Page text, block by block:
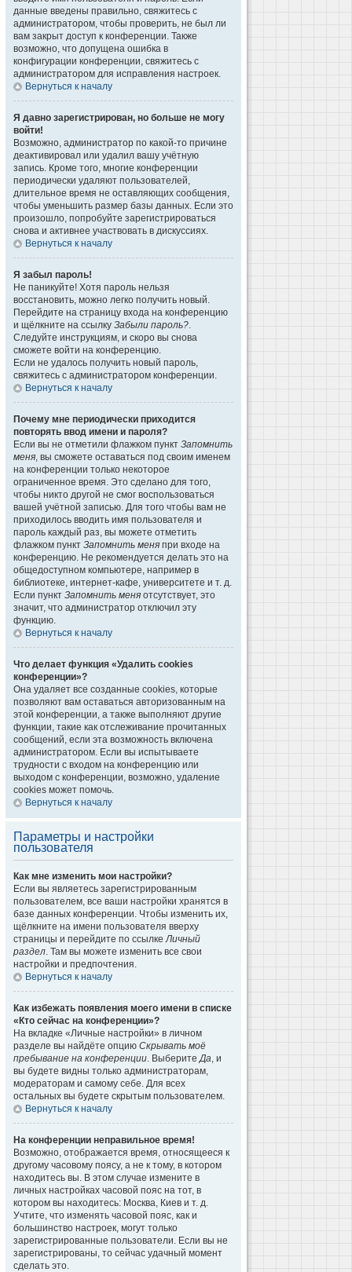
данные введены правильно, свяжитесь с
администратором, чтобы проверить, не был ли
вам закрыт доступ к конференции. Также
возможно, что допущена ошибка в
конфигурации конференции, свяжитесь с
администратором для исправления настроек.
Вернуться к началу
Я давно зарегистрирован, но больше не могу
войти!
Возможно, администратор по какой-то причине
деактивировал или удалил вашу учётную
запись. Кроме того, многие конференции
периодически удаляют пользователей,
длительное время не оставляющих сообщения,
чтобы уменьшить размер базы данных. Если это
произошло, попробуйте зарегистрироваться
снова и активнее участвовать в дискуссиях.
Вернуться к началу
Я забыл пароль!
Не паникуйте! Хотя пароль нельзя
восстановить, можно легко получить новый.
Перейдите на страницу входа на конференцию
и щёлкните на ссылку Забыли пароль?.
Следуйте инструкциям, и скоро вы снова
сможете войти на конференцию.
Если не удалось получить новый пароль,
свяжитесь с администратором конференции.
Вернуться к началу
Почему мне периодически приходится
повторять ввод имени и пароля?
Если вы не отметили флажком пункт Запомнить
меня, вы сможете оставаться под своим именем
на конференции только некоторое
ограниченное время. Это сделано для того,
чтобы никто другой не смог воспользоваться
вашей учётной записью. Для того чтобы вам не
приходилось вводить имя пользователя и
пароль каждый раз, вы можете отметить
флажком пункт Запомнить меня при входе на
конференцию. Не рекомендуется делать это на
общедоступном компьютере, например в
библиотеке, интернет-кафе, университете и т. д.
Если пункт Запомнить меня отсутствует, это
значит, что администратор отключил эту
функцию.
Вернуться к началу
Что делает функция «Удалить cookies
конференции»?
Она удаляет все созданные cookies, которые
позволяют вам оставаться авторизованным на
этой конференции, а также выполняют другие
функции, такие как отслеживание прочитанных
сообщений, если эта возможность включена
администратором. Если вы испытываете
трудности с входом на конференцию или
выходом с конференции, возможно, удаление
cookies может помочь.
Вернуться к началу
Параметры и настройки
пользователя
Как мне изменить мои настройки?
Если вы являетесь зарегистрированным
пользователем, все ваши настройки хранятся в
базе данных конференции. Чтобы изменить их,
щёлкните на имени пользователя вверху
страницы и перейдите по ссылкеЛичный
раздел. Там вы можете изменить все свои
настройки и предпочтения.
Вернуться к началу
Как избежать появления моего имени в списке
«Кто сейчас на конференции»?
На вкладке «Личные настройки» в личном
разделе вы найдёте опцию Скрывать моё
пребывание на конференции. ВыберитеДа, и
вы будете видны только администраторам,
модераторам и самому себе. Для всех
остальных вы будете скрытым пользователем.
Вернуться к началу
На конференции неправильное время!
Возможно, отображается время, относящееся к
другому часовому поясу, а не к тому, в котором
находитесь вы. В этом случае измените в
личных настройках часовой пояс на тот, в
котором вы находитесь: Москва, Киев и т. д.
Учтите, что изменять часовой пояс, как и
большинство настроек, могут только
зарегистрированные пользователи. Если вы не
зарегистрированы, то сейчас удачный момент
сделать это.